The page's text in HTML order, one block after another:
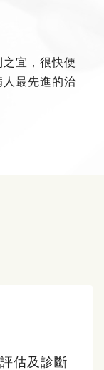
宜，很快便
最先進的治
估及診斷